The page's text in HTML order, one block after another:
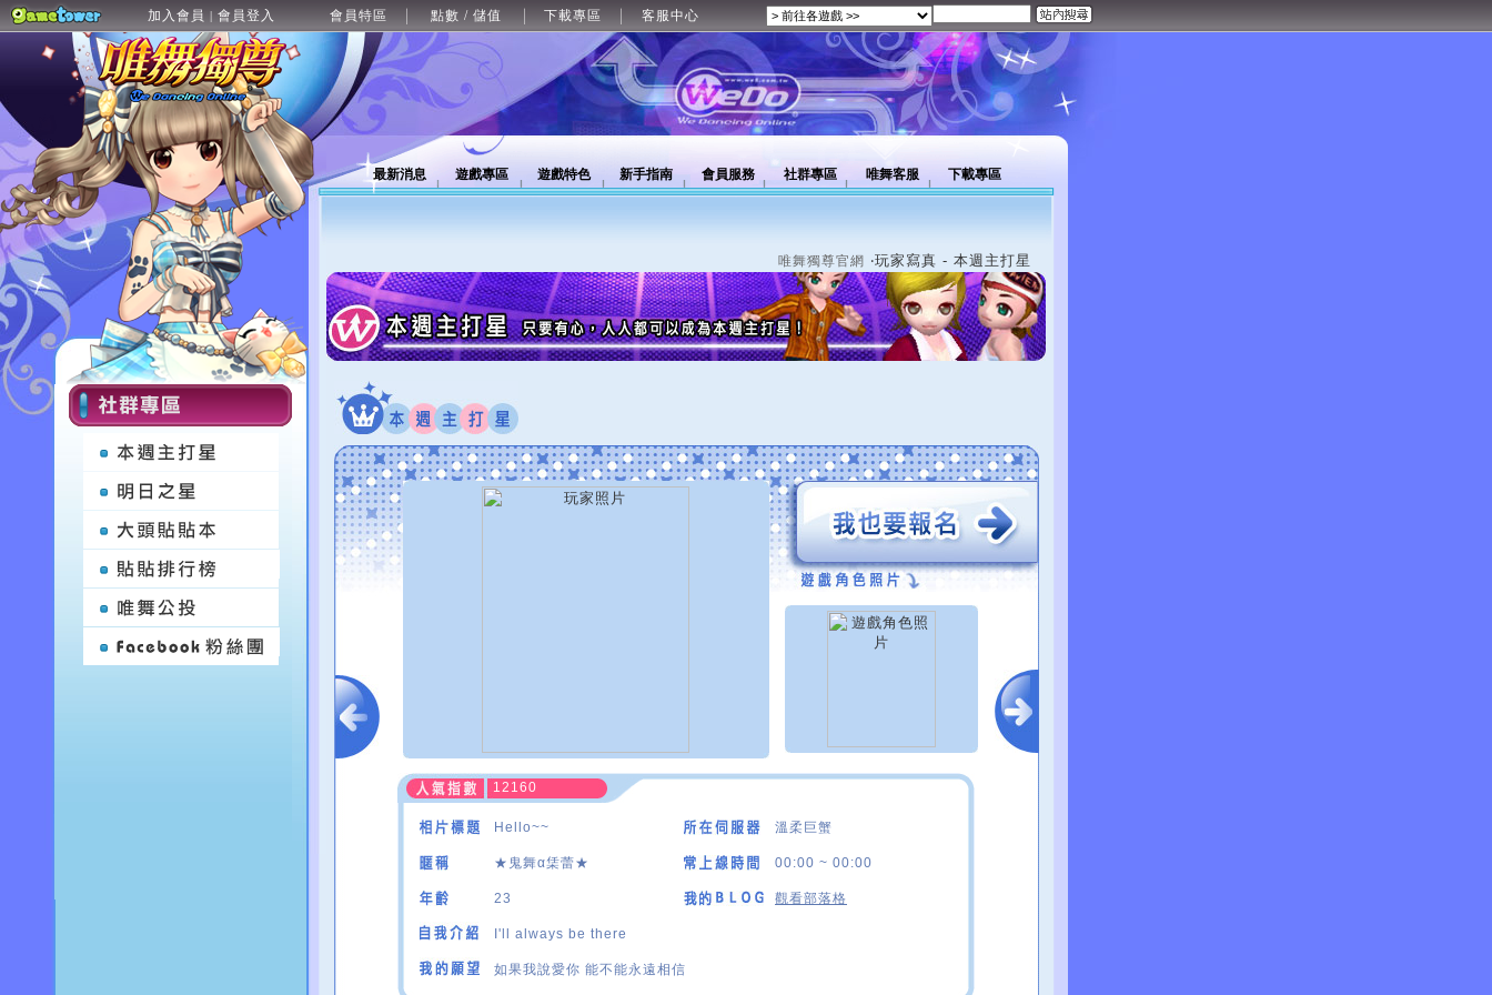
加入會員 | 會員登入 會員特區 點數 / 儲值 下載專區 客服中心
最新消息 遊戲專區 遊戲特色 新手指南 會員服務 社群專區 唯舞客服 下載專區
唯舞獨尊官網 ‧玩家寫真 - 本週主打星
12160
Hello~~ 溫柔巨蟹
★鬼舞α栠蕾★ 00:00 ~ 00:00
23 觀看部落格
I'll always be there
如果我說愛你 能不能永遠相信